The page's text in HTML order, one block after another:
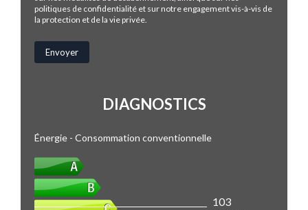
politiques de confidentialité et sur notre engagement vis-à-vis de
la protection et de la vie privée.
DIAGNOSTICS
Énergie - Consommation conventionnelle
103